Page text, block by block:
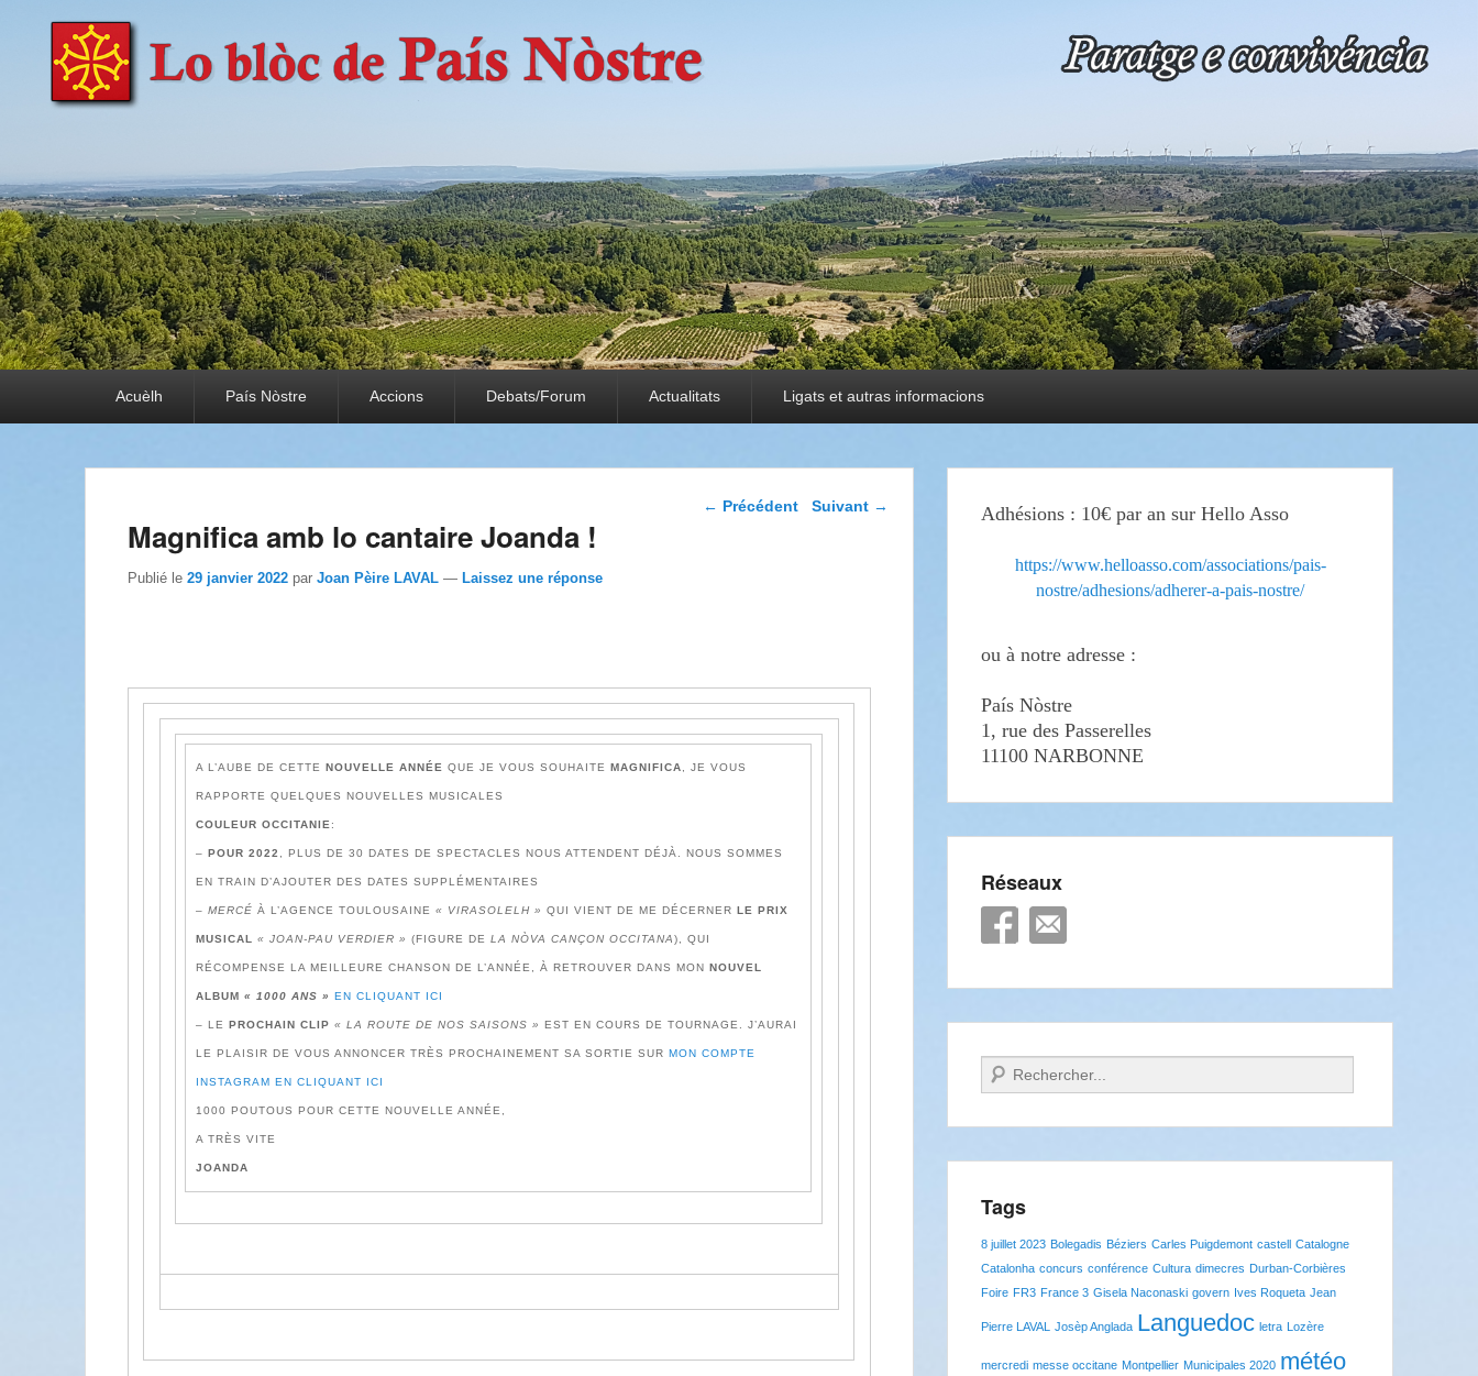
País Nòstre
Paratge e Convivència
Acuèlh País Nòstre Accions Debats/Forum Actualitats Ligats et autras informacions
Navigation dans les
← Précédent Suivant →
Magnifica amb lo cantaire Joanda !
Publié le 29 janvier 2022 par Joan Pèire LAVAL — Laissez une réponse
A L’AUBE DE CETTE NOUVELLE ANNÉE QUE JE VOUS SOUHAITE MAGNIFICA , JE VOUS
RAPPORTE QUELQUES NOUVELLES MUSICALES
COULEUR OCCITANIE :
– POUR 2022 , PLUS DE 30 DATES DE SPECTACLES NOUS ATTENDENT DÉJÀ. NOUS SOMMES
EN TRAIN D’AJOUTER DES DATES SUPPLÉMENTAIRES
– MERCÉ À L’AGENCE TOULOUSAINE « VIRASOLELH » QUI VIENT DE ME DÉCERNER LE PRIX
MUSICAL « JOAN-PAU VERDIER » (FIGURE DE LA NÒVA CANÇON OCCITANA), QUI
RÉCOMPENSE LA MEILLEURE CHANSON DE L’ANNÉE, À RETROUVER DANS MON NOUVEL
ALBUM « 1000 ANS » EN CLIQUANT ICI
– LE PROCHAIN CLIP « LA ROUTE DE NOS SAISONS » EST EN COURS DE TOURNAGE. J’AURAI
LE PLAISIR DE VOUS ANNONCER TRÈS PROCHAINEMENT SA SORTIE SUR MON COMPTE
INSTAGRAM EN CLIQUANT ICI
1000 POUTOUS POUR CETTE NOUVELLE ANNÉE,
A TRÈS VITE
JOANDA
Adhésions : 10€ par an sur Hello Asso
https://www.helloasso.com/associations/pais-
nostre/adhesions/adherer-a-pais-nostre/
ou à notre adresse :
País Nòstre
1, rue des Passerelles
11100 NARBONNE
Réseaux
Recherche
Tags
8 juillet 2023 Bolegadis Béziers Carles Puigdemont castell Catalogne
Catalonha concurs conférence Cultura dimecres Durban-Corbières
Foire FR3 France 3 Gisela Naconaski govern Ives Roqueta Jean
Pierre LAVAL Josèp Anglada Languedoc letra Lozère
mercredi messe occitane Montpellier Municipales 2020 météo